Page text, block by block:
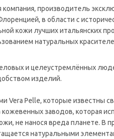
компания, производитель
в области с
кожи лучших итальянских
натуральных
и целеустремлённых
изделий.
Vera Pelle, которые
заводов, которая
не нанося вреда планете. В
натуральными